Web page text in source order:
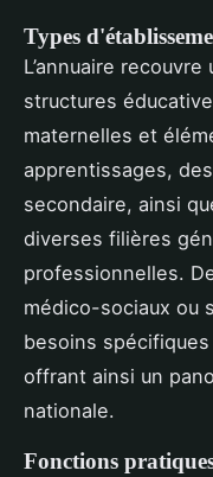
Types
L’annuaire
structures
maternelles et
apprentissages,
secondaire, ainsi
diverses filières
professionnelles.
médico-sociaux ou
besoins
offrant ainsi un
nationale.
Fonctions